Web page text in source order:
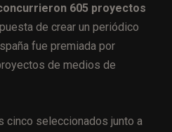
605 proyectos
de crear un periódico
fue premiada por
de medios de
cinco seleccionados junto a